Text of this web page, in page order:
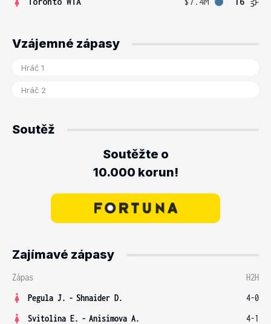
Vzájemné zápasy
Soutěž
Soutěžte o
10.000 korun!
Zajímavé zápasy
Zápas
H2H
Pegula J. - Shnaider D.
4-0
Svitolina E. - Anisimova A.
4-1